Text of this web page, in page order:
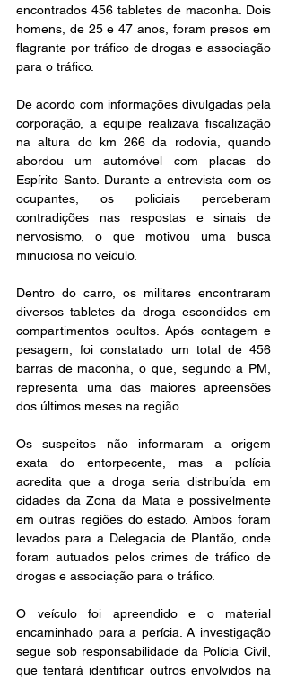
encontrados 456 tabletes de maconha. Dois
homens, de 25 e 47 anos, foram presos em
flagrante por tráfico de drogas e associação
para o tráfico.
De acordo com informações divulgadas pela
corporação, a equipe realizava fiscalização
na altura do km 266 da rodovia, quando
abordou um automóvel com placas do
Espírito Santo. Durante a entrevista com os
ocupantes, os policiais perceberam
contradições nas respostas e sinais de
nervosismo, o que motivou uma busca
minuciosa no veículo.
Dentro do carro, os militares encontraram
diversos tabletes da droga escondidos em
compartimentos ocultos. Após contagem e
pesagem, foi constatado um total de 456
barras de maconha, o que, segundo a PM,
representa uma das maiores apreensões
dos últimos meses na região.
Os suspeitos não informaram a origem
exata do entorpecente, mas a polícia
acredita que a droga seria distribuída em
cidades da Zona da Mata e possivelmente
em outras regiões do estado. Ambos foram
levados para a Delegacia de Plantão, onde
foram autuados pelos crimes de tráfico de
drogas e associação para o tráfico.
O veículo foi apreendido e o material
encaminhado para a perícia. A investigação
segue sob responsabilidade da Polícia Civil,
que tentará identificar outros envolvidos na